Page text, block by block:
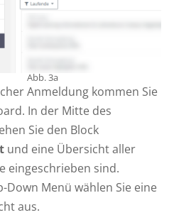
Abb. 3a
Anmeldung kommen Sie
In der Mitte des
Sie den Block
und eine Übersicht aller
eingeschrieben sind.
Down Menü wählen Sie eine
aus.